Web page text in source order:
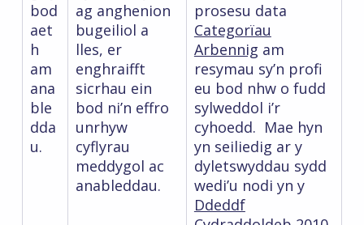
bod
aet
h
am
ana
ble
dda
u.
ag anghenion
bugeiliol a
lles, er
enghraifft
sicrhau ein
bod ni’n effro
unrhyw
cyflyrau
meddygol ac
anableddau.
prosesu data
Categorïau
Arbennig am
resymau sy’n profi
eu bod nhw o fudd
sylweddol i’r
cyhoedd. Mae hyn
yn seiliedig ar y
dyletswyddau sydd
wedi’u nodi yn y
Ddeddf